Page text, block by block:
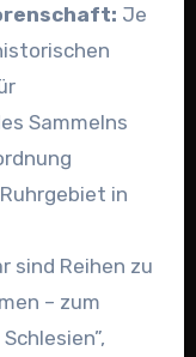
Je
Sammelns
in
sind Reihen zu
– zum